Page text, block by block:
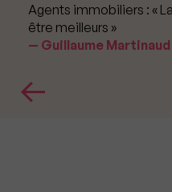
Agents immobiliers : «
être meilleurs »
Guillaume